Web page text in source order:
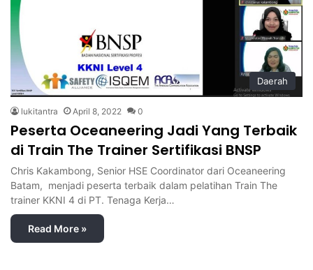
Daerah
lukitantra April 8, 2022 0
Peserta Oceaneering Jadi Yang Terbaik
di Train The Trainer Sertifikasi BNSP
Chris Kakambong, Senior HSE Coordinator dari Oceaneering
Batam, menjadi peserta terbaik dalam pelatihan Train The
trainer KKNI 4 di PT. Tenaga Kerja…
Read More »